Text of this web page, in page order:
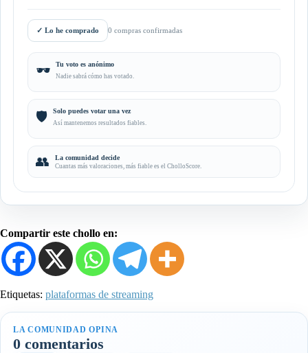
✓ Lo he comprado 0 compras confirmadas
🕶️ Tu voto es anónimo
Nadie sabrá cómo has votado.
🛡️ Solo puedes votar una vez
Así mantenemos resultados fiables.
👥 La comunidad decide
Cuantas más valoraciones, más fiable es el CholloScore.
Compartir este chollo en:
Etiquetas: plataformas de streaming
LA COMUNIDAD OPINA
0 comentarios